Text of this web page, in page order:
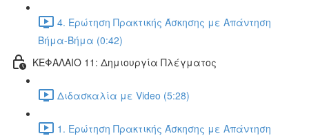
4. Ερώτηση Πρακτικής Άσκησης με Απάντηση
Βήμα-Βήμα (0:42)
ΚΕΦΑΛΑΙΟ 11: Δημιουργία Πλέγματος
Διδασκαλία με Video (5:28)
1. Ερώτηση Πρακτικής Άσκησης με Απάντηση